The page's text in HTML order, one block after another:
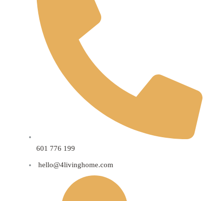
601 776 199
hello@4livinghome.com